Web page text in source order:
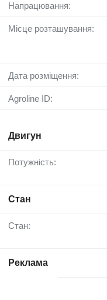
Напрацювання:
Місце розташування:
Дата розміщення:
Agroline ID:
Двигун
Потужність:
Стан
Стан:
Реклама